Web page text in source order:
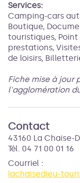
Services:
Camping-cars
Boutique,
touristiques, Point
prestations,
de loisirs,
Fiche mise à jour
l'agglomération
Contact
43160 La Chaise-
Tél. 04 71 00 01 16
Courriel :
lachaisedieu-